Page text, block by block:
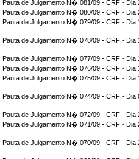
Pauta de Julgamento N� 081/09 - CRF - Dia
Pauta de Julgamento N� 080/09 - CRF - Dia
Pauta de Julgamento N� 079/09 - CRF - Dia
Pauta de Julgamento N� 078/09 - CRF - Dia
Pauta de Julgamento N� 077/09 - CRF - Dia
Pauta de Julgamento N� 076/09 - CRF - Dia
Pauta de Julgamento N� 075/09 - CRF - Dia
Pauta de Julgamento N� 074/09 - CRF - Dia
Pauta de Julgamento N� 072/09 - CRF - Dia
Pauta de Julgamento N� 071/09 - CRF - Dia
Pauta de Julgamento N� 070/09 - CRF - Dia